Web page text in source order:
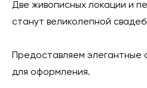
Две живописных локации и
станут великолепной
Предоставляем элегантные
для оформления.